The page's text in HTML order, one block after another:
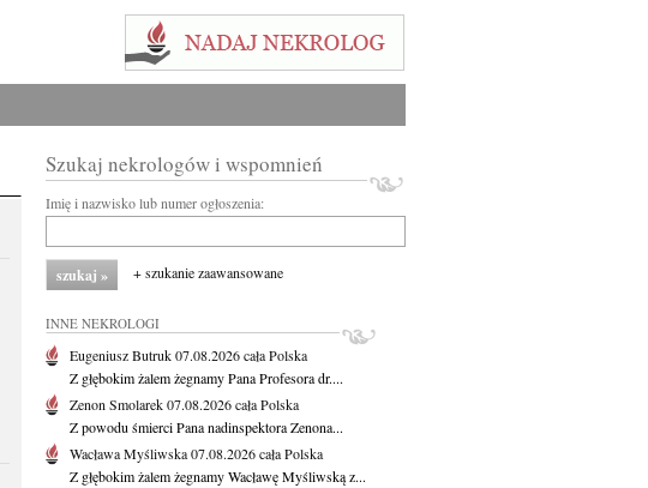
Szukaj nekrologów i wspomnień
Imię i nazwisko lub numer ogłoszenia:
+ szukanie zaawansowane
INNE NEKROLOGI
Eugeniusz Butruk07.08.2026cała Polska
Z głębokim żalem żegnamy Pana Profesora dr....
Zenon Smolarek07.08.2026cała Polska
Z powodu śmierci Pana nadinspektora Zenona...
Wacława Myśliwska07.08.2026cała Polska
Z głębokim żalem żegnamy Wacławę Myśliwską z...